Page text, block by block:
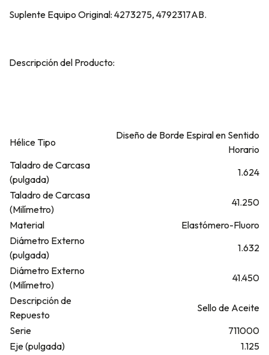
Suplente Equipo Original: 4273275, 4792317AB.
Descripción del Producto:
Hélice Tipo
Diseño de Borde Espiral en Sentido
Horario
Taladro de Carcasa
(pulgada)
1.624
Taladro de Carcasa
(Milímetro)
41.250
Material
Elastómero-Fluoro
Diámetro Externo
(pulgada)
1.632
Diámetro Externo
(Milímetro)
41.450
Descripción de
Repuesto
Sello de Aceite
Serie
711000
Eje (pulgada)
1.125